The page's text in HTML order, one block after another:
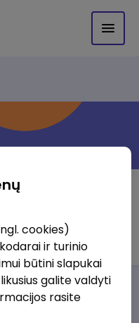
Privalumai
cookies)
ir turinio
būtini slapukai
galite valdyti
rasite